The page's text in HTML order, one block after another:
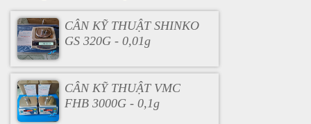
CÂN KỸ THUẬT SHINKO
GS 320G - 0,01g
CÂN KỸ THUẬT VMC
FHB 3000G - 0,1g